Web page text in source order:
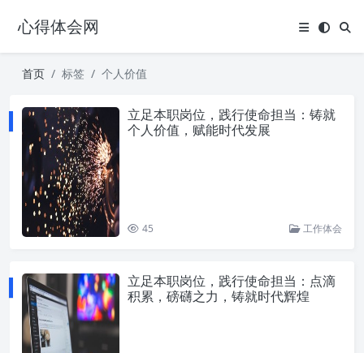
心得体会网
首页 标签 个人价值
立足本职岗位，践行使命担当：铸就
个人价值，赋能时代发展
45 工作体会
立足本职岗位，践行使命担当：点滴
积累，磅礴之力，铸就时代辉煌